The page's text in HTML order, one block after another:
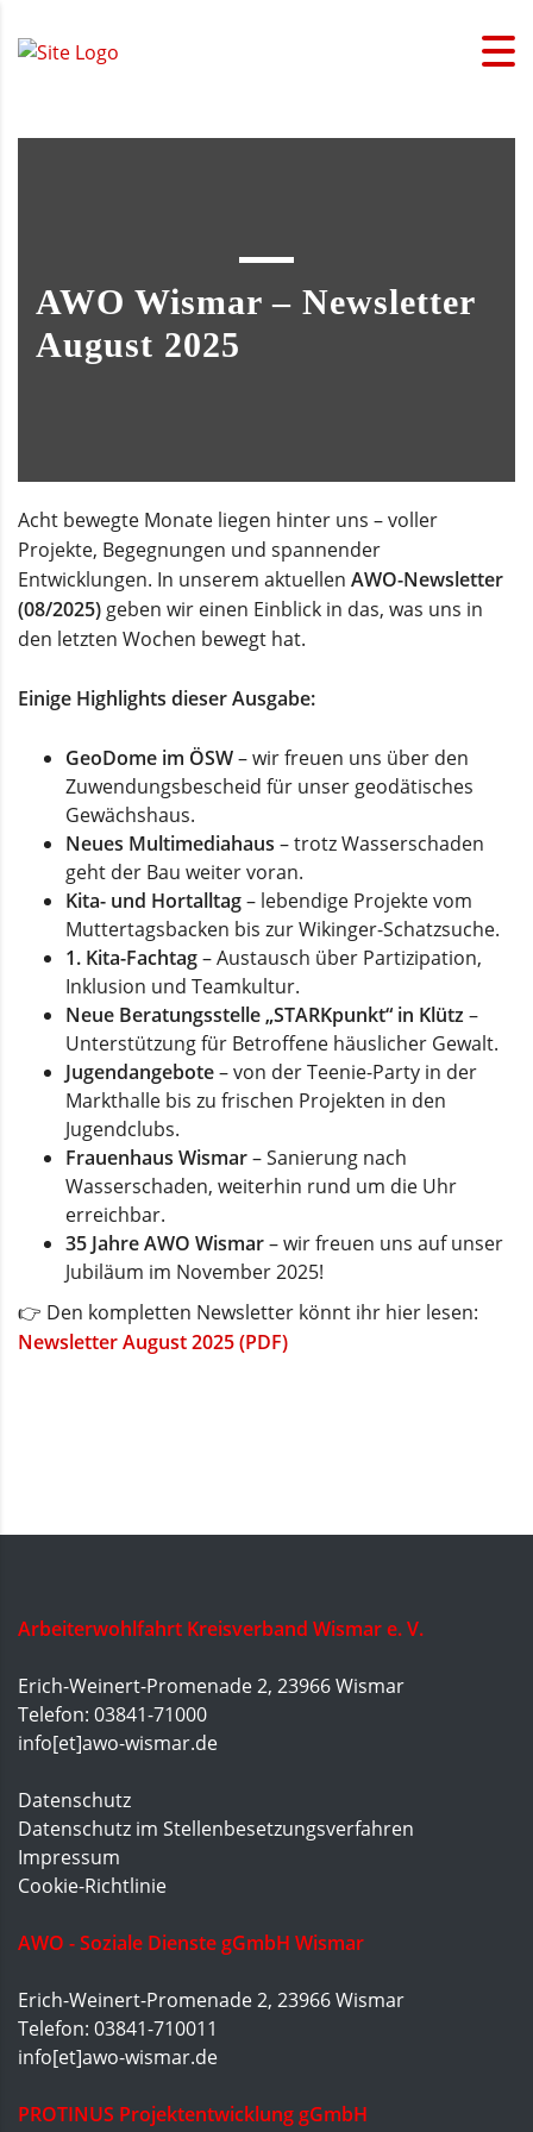
AWO Wismar – Newsletter
August 2025
Acht bewegte Monate liegen hinter uns – voller
Projekte, Begegnungen und spannender
Entwicklungen. In unserem aktuellen AWO-Newsletter
(08/2025) geben wir einen Einblick in das, was uns in
den letzten Wochen bewegt hat.
Einige Highlights dieser Ausgabe:
GeoDome im ÖSW– wir freuen uns über den
Zuwendungsbescheid für unser geodätisches
Gewächshaus.
Neues Multimediahaus – trotz Wasserschaden
geht der Bau weiter voran.
Kita- und Hortalltag– lebendige Projekte vom
Muttertagsbacken bis zur Wikinger-Schatzsuche.
1. Kita-Fachtag– Austausch über Partizipation,
Inklusion und Teamkultur.
Neue Beratungsstelle „STARKpunkt“ in Klütz –
Unterstützung für Betroffene häuslicher Gewalt.
Jugendangebote– von der Teenie-Party in der
Markthalle bis zu frischen Projekten in den
Jugendclubs.
Frauenhaus Wismar– Sanierung nach
Wasserschaden, weiterhin rund um die Uhr
erreichbar.
35 Jahre AWO Wismar– wir freuen uns auf unser
Jubiläum im November 2025!
👉 Den kompletten Newsletter könnt ihr hier lesen:
Newsletter August 2025 (PDF)
Arbeiterwohlfahrt Kreisverband Wismar e. V.
Erich-Weinert-Promenade 2, 23966 Wismar
Telefon: 03841-71000
info[et]awo-wismar.de
Datenschutz
Datenschutz im Stellenbesetzungsverfahren
Impressum
Cookie-Richtlinie
AWO - Soziale Dienste gGmbH Wismar
Erich-Weinert-Promenade 2, 23966 Wismar
Telefon: 03841-710011
info[et]awo-wismar.de
PROTINUS Projektentwicklung gGmbH